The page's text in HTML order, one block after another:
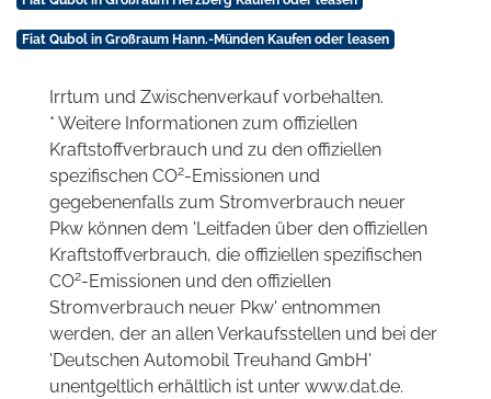
Fiat Qubol in Großraum Hann.-Münden Kaufen oder leasen
Irrtum und Zwischenverkauf vorbehalten.
* Weitere Informationen zum offiziellen
Kraftstoffverbrauch und zu den offiziellen
spezifischen CO2-Emissionen und
gegebenenfalls zum Stromverbrauch neuer
Pkw können dem 'Leitfaden über den offiziellen
Kraftstoffverbrauch, die offiziellen spezifischen
CO2-Emissionen und den offiziellen
Stromverbrauch neuer Pkw' entnommen
werden, der an allen Verkaufsstellen und bei der
'Deutschen Automobil Treuhand GmbH'
unentgeltlich erhältlich ist unter www.dat.de.